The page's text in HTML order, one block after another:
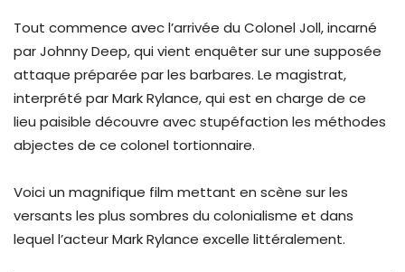
Tout commence avec l’arrivée du Colonel Joll, incarné
par Johnny Deep, qui vient enquêter sur une supposée
attaque préparée par les barbares. Le magistrat,
interprété par Mark Rylance, qui est en charge de ce
lieu paisible découvre avec stupéfaction les méthodes
abjectes de ce colonel tortionnaire.
Voici un magnifique film mettant en scène sur les
versants les plus sombres du colonialisme et dans
lequel l’acteur Mark Rylance excelle littéralement.